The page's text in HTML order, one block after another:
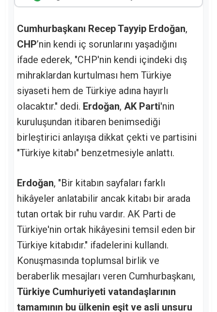
Cumhurbaşkanı Recep Tayyip Erdoğan,
CHP’nin kendi iç sorunlarını yaşadığını
ifade ederek, "CHP'nin kendi içindeki dış
mihraklardan kurtulması hem Türkiye
siyaseti hem de Türkiye adına hayırlı
olacaktır." dedi. Erdoğan, AK Parti'nin
kuruluşundan itibaren benimsediği
birleştirici anlayışa dikkat çekti ve partisini
"Türkiye kitabı" benzetmesiyle anlattı.
Erdoğan, "Bir kitabın sayfaları farklı
hikâyeler anlatabilir ancak kitabı bir arada
tutan ortak bir ruhu vardır. AK Parti de
Türkiye'nin ortak hikâyesini temsil eden bir
Türkiye kitabıdır." ifadelerini kullandı.
Konuşmasında toplumsal birlik ve
beraberlik mesajları veren Cumhurbaşkanı,
Türkiye Cumhuriyeti vatandaşlarının
tamamının bu ülkenin eşit ve asli unsuru